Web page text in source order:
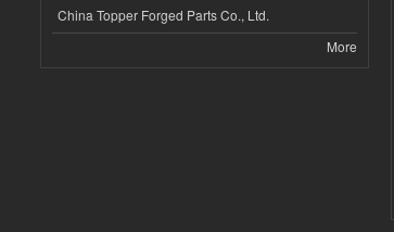
China Topper Forged Parts Co., Ltd.
More